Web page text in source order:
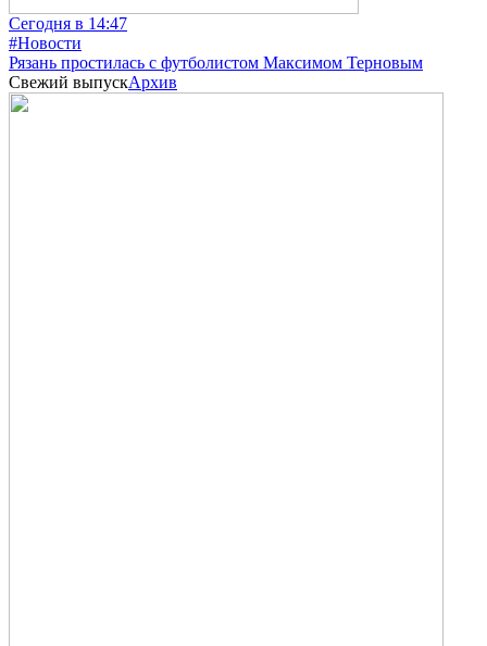
Сегодня в 14:47
#Новости
Рязань простилась с футболистом Максимом Терновым
Свежий выпускАрхив